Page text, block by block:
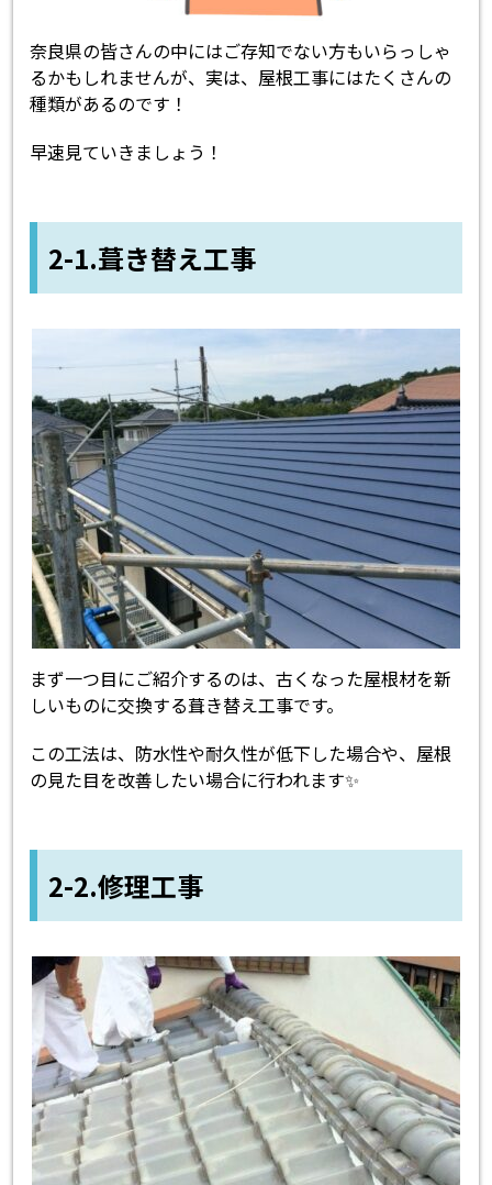
奈良県の皆さんの中にはご存知でない方もいらっしゃ
るかもしれませんが、実は、屋根工事にはたくさんの
種類があるのです！
早速見ていきましょう！
2-1.葺き替え工事
まず一つ目にご紹介するのは、古くなった屋根材を新
しいものに交換する葺き替え工事です。
この工法は、防水性や耐久性が低下した場合や、屋根
の見た目を改善したい場合に行われます✨
2-2.修理工事